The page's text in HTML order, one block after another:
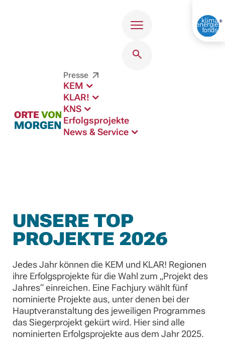
Presse
KEM
KLAR!
KNS
Erfolgsprojekte
News & Service
UNSERE TOP
PROJEKTE 2026
Jedes Jahr können die KEM und KLAR! Regionen
ihre Erfolgsprojekte für die Wahl zum „Projekt des
Jahres“ einreichen. Eine Fachjury wählt fünf
nominierte Projekte aus, unter denen bei der
Hauptveranstaltung des jeweiligen Programmes
das Siegerprojekt gekürt wird. Hier sind alle
nominierten Erfolgsprojekte aus dem Jahr 2025.